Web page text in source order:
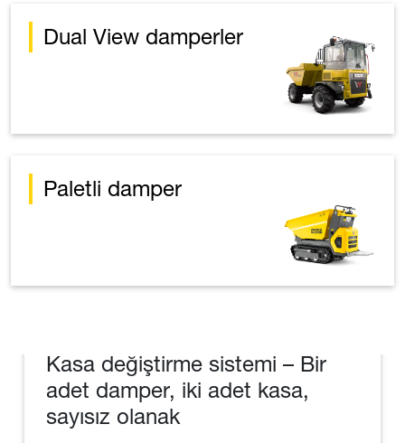
Dual View damperler
Paletli damper
Kasa değiştirme sistemi – Bir
adet damper, iki adet kasa,
sayısız olanak